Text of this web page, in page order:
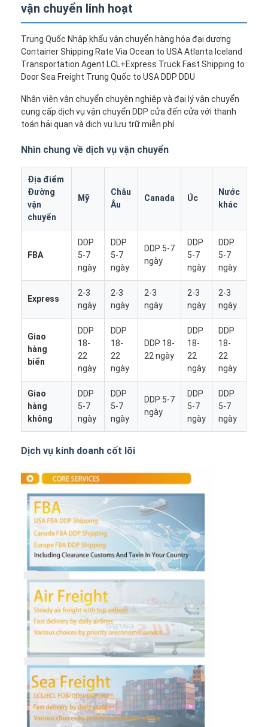
Nhà
Sản phẩm
Về chúng tôi
Tham quan nhà máy
Kiểm soát chất lượng
Liên hệ chúng tôi
nói chuyện ngay.
Chuyển phát nhanh quốc tế
Chuyển tiếp hàng không
Vận chuyển hàng hóa biển
vận chuyển linh hoạt
Trung Quốc Nhập khẩu vận chuyển hàng hóa đại dương
Container Shipping Rate Via Ocean to USA Atlanta Iceland
Transportation Agent LCL+Express Truck Fast Shipping to
Door Sea Freight Trung Quốc to USA DDP DDU
Nhân viên vận chuyển chuyên nghiệp và đại lý vận chuyển
cung cấp dịch vụ vận chuyển DDP cửa đến cửa với thanh
toán hải quan và dịch vụ lưu trữ miễn phí.
Nhìn chung về dịch vụ vận chuyển
Địa điểm
Đường
vận
chuyển
Mỹ
Châu
Âu
Canada Úc
Nước
khác
FBA
DDP
5-7
ngày
DDP
5-7
ngày
DDP 5-7
ngày
DDP
5-7
ngày
DDP
5-7
ngày
Express
2-3
ngày
2-3
ngày
2-3
ngày
2-3
ngày
2-3
ngày
Giao
hàng
biển
DDP
18-
22
ngày
DDP
18-
22
ngày
DDP 18-
22 ngày
DDP
18-
22
ngày
DDP
18-
22
ngày
Giao
hàng
không
DDP
5-7
ngày
DDP
5-7
ngày
DDP 5-7
ngày
DDP
5-7
ngày
DDP
5-7
ngày
Dịch vụ kinh doanh cốt lõi